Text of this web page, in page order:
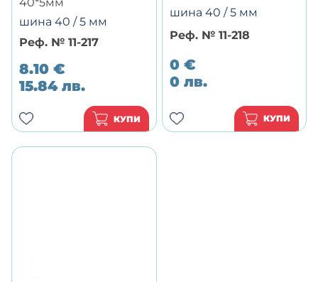
шина 40 / 5 мм
Реф. № 11-217
8.10 €
15.84 лв.
КУПИ
шина 40 / 5 мм
Реф. № 11-218
0 €
0 лв.
КУПИ